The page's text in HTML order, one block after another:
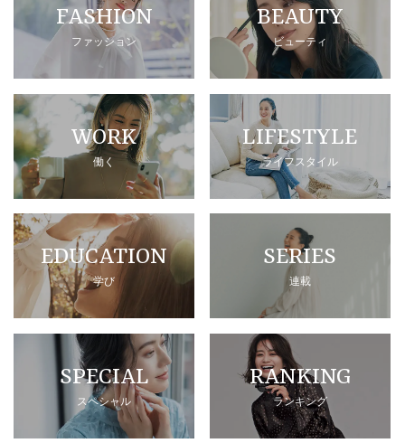
FASHION
ファッション
BEAUTY
ビューティ
WORK
働く
LIFESTYLE
ライフスタイル
EDUCATION
学び
SERIES
連載
SPECIAL
スペシャル
RANKING
ランキング